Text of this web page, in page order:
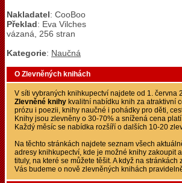
Nakladatel: CooBoo
Překlad: Eva Vilches
vázaná, 256 stran
Kategorie: Naučná
O Zlevněných knihách
V síti vybraných knihkupectví najdete od 1. června
Zlevněné knihy kvalitní nabídku knih za atraktivní
prózu i poezii, knihy naučné i pohádky pro děti,
Knihy jsou zlevněny o 30-70% a snížená cena
Každý měsíc se nabídka rozšíří o dalších 10-20
Na těchto stránkách najdete seznam všech
adresy knihkupectví, kde je možné knihy zakoupit
tituly, na které se můžete těšit. A když na stránkách
Vás budeme o nově zlevněných knihách